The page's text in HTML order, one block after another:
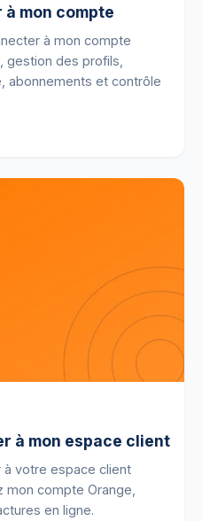
mon compte
à mon compte
gestion des profils,
abonnements et contrôle
à mon espace client
à votre espace client
mon compte Orange,
en ligne.